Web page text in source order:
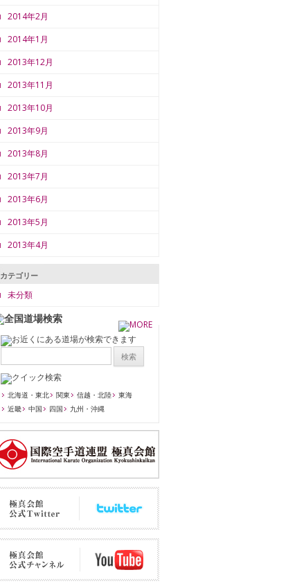
2014年2月
2014年1月
2013年12月
2013年11月
2013年10月
2013年9月
2013年8月
2013年7月
2013年6月
2013年5月
2013年4月
カテゴリー
未分類
北海道・東北 関東 信越・北陸
東海
近畿
中国 四国 九州・沖縄